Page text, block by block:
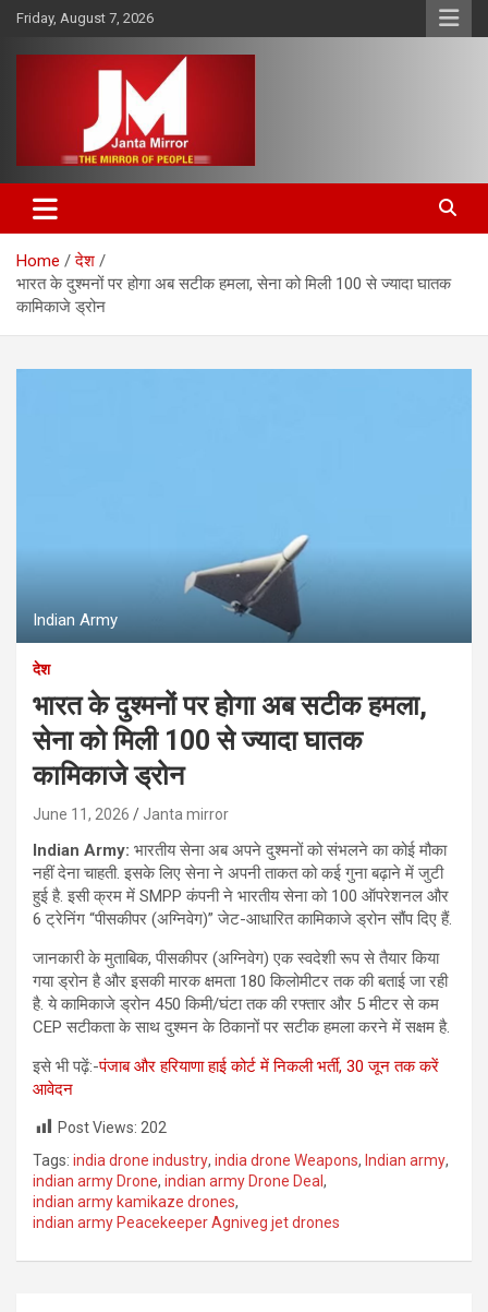
Skip
content
Friday, August 7, 2026
Janta Mirror
Home
देश
भारत के दुश्मनों पर होगा अब सटीक हमला, सेना को मिली 100 से ज्यादा घातक
कामिकाजे ड्रोन
Indian Army
देश
भारत के दुश्मनों पर होगा अब सटीक हमला,
सेना को मिली 100 से ज्यादा घातक
कामिकाजे ड्रोन
June 11, 2026 Janta mirror
Indian Army: भारतीय सेना अब अपने दुश्मनों को संभलने का कोई मौका
नहीं देना चाहती. इसके लिए सेना ने अपनी ताकत को कई गुना बढ़ाने में जुटी
हुई है. इसी क्रम में SMPP कंपनी ने भारतीय सेना को 100 ऑपरेशनल और
6 ट्रेनिंग “पीसकीपर (अग्निवेग)” जेट-आधारित कामिकाजे ड्रोन सौंप दिए हैं.
जानकारी के मुताबिक, पीसकीपर (अग्निवेग) एक स्वदेशी रूप से तैयार किया
गया ड्रोन है और इसकी मारक क्षमता 180 किलोमीटर तक की बताई जा रही
है. ये कामिकाजे ड्रोन 450 किमी/घंटा तक की रफ्तार और 5 मीटर से कम
CEP सटीकता के साथ दुश्मन के ठिकानों पर सटीक हमला करने में सक्षम है.
इसे भी पढ़ें:-पंजाब और हरियाणा हाई कोर्ट में निकली भर्ती, 30 जून तक करें
आवेदन
Post Views: 202
Tags: india drone industry, india drone Weapons, Indian army,
indian army Drone, indian army Drone Deal ,
indian army kamikaze drones,
indian army Peacekeeper Agniveg jet drones